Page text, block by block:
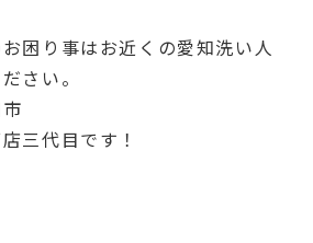
困り事はお近くの愛知洗い人
さい。
三代目です！